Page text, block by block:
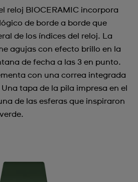
reloj BIOCERAMIC incorpora
de borde a borde que
de los índices del reloj. La
agujas con efecto brillo en la
de fecha a las 3 en punto.
con una correa integrada
tapa de la pila impresa en el
de las esferas que inspiraron